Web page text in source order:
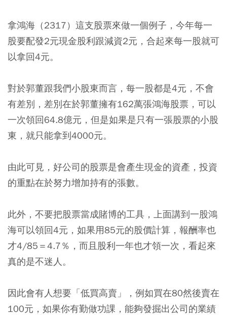
拿鴻海（2317）這支股票來做一個例子，今年每一
股要配發2元現金股利跟減資2元，合起來每一股就可
以拿回4元。
對於郭董跟我們小股東而言，每一股都是4元，不會
有差別，差別在於郭董擁有162萬張鴻海股票，可以
一次領回64.8億元，但是如果是只有一張股票的小股
東，就只能拿到4000元。
由此可見， 好公司的股票是會產生現金的資產，投資
的重點在於努力增加持有的張數。
此外，不要把股票當成賭博的工具，上面講到一股鴻
海可以領回4元，如果用85元的股價計算，報酬率也
才4/85＝4.7％，而且股利一年也才領一次，看起來
真的是不迷人。
因此會有人想要「低買高賣」，例如買在80然後賣在
100元， 如果你有勤做功課，能夠發掘出公司的業績